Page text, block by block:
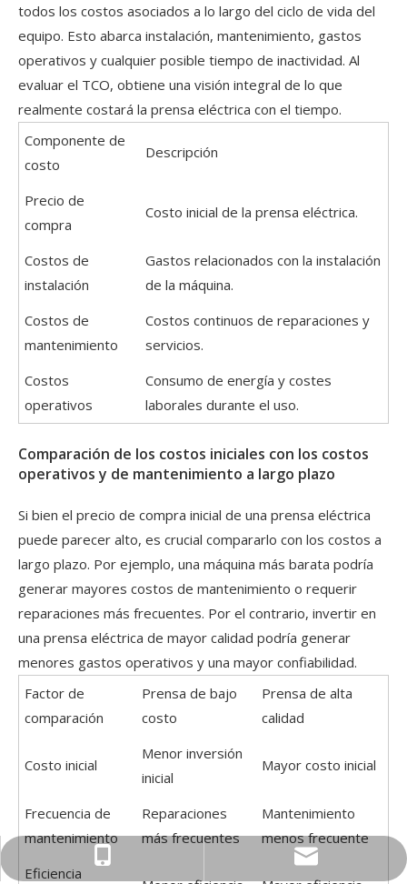
todos los costos asociados a lo largo del ciclo de vida del
equipo. Esto abarca instalación, mantenimiento, gastos
operativos y cualquier posible tiempo de inactividad. Al
evaluar el TCO, obtiene una visión integral de lo que
realmente costará la prensa eléctrica con el tiempo.
Componente de
costo
Descripción
Precio de
compra
Costo inicial de la prensa eléctrica.
Costos de
instalación
Gastos relacionados con la instalación
de la máquina.
Costos de
mantenimiento
Costos continuos de reparaciones y
servicios.
Costos
operativos
Consumo de energía y costes
laborales durante el uso.
Comparación de los costos iniciales con los costos
operativos y de mantenimiento a largo plazo
Si bien el precio de compra inicial de una prensa eléctrica
puede parecer alto, es crucial compararlo con los costos a
largo plazo. Por ejemplo, una máquina más barata podría
generar mayores costos de mantenimiento o requerir
reparaciones más frecuentes. Por el contrario, invertir en
una prensa eléctrica de mayor calidad podría generar
menores gastos operativos y una mayor confiabilidad.
Factor de
comparación
Prensa de bajo
costo
Prensa de alta
calidad
Costo inicial
Menor inversión
inicial
Mayor costo inicial
Frecuencia de
mantenimiento
Reparaciones
más frecuentes
Mantenimiento
menos frecuente
Eficiencia